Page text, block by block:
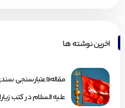
اخرین نوشته ها
مقاله«اعتبارسنجی
علیه السلام در کتب